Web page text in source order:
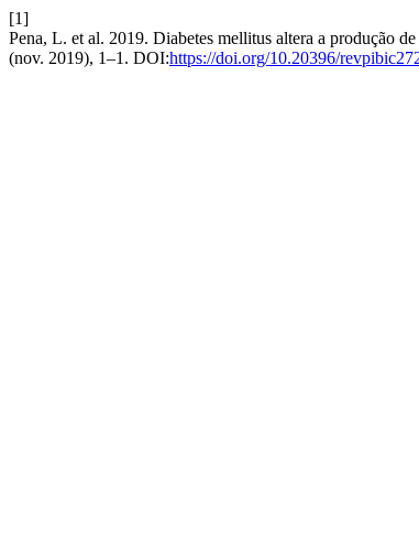
[1]
Pena, L. et al. 2019. Diabetes mellitus altera a produção
(nov. 2019), 1–1. DOI:https://doi.org/10.20396/